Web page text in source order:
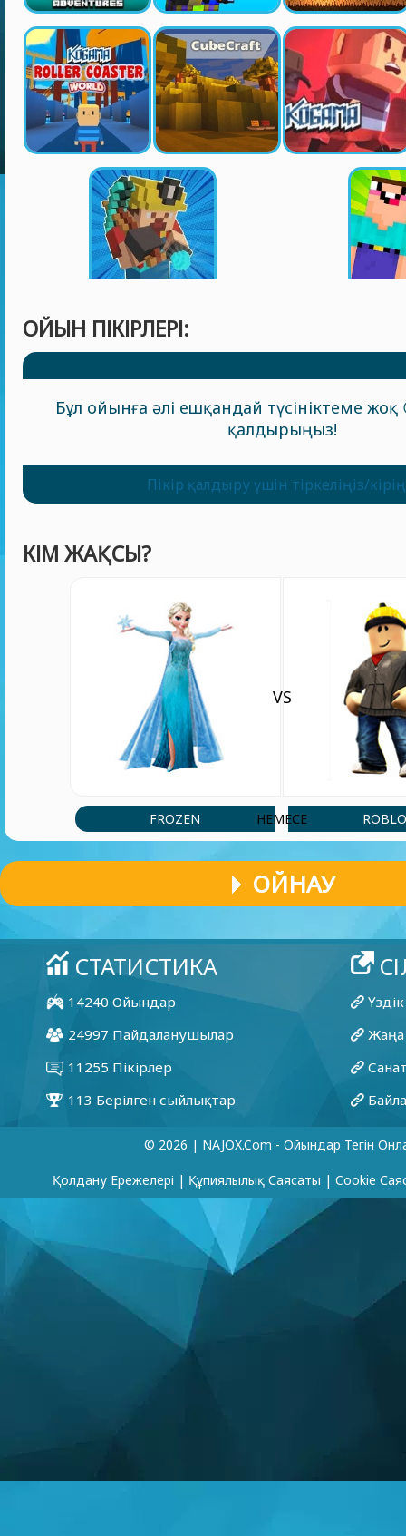
ОЙЫН ПІКІРЛЕРІ:
Бұл ойынға әлі ешқандай түсініктеме жоқ
қалдырыңыз!
Пікір қалдыру үшін тіркеліңіз/
КІМ ЖАҚСЫ?
FROZEN
VS
НЕМЕСЕ
ОЙНАУ
© 2026 | NAJOX.com - Ойындар Тегін
Қолдану Ережелері | Құпиялылық Саясаты | Cookie